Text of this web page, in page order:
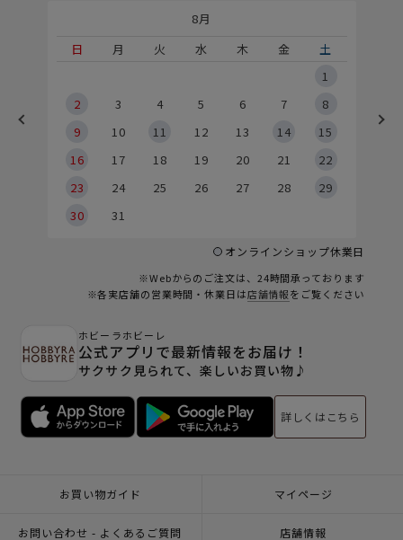
8月
日
月 火 水 木 金
土
1
2
3 4 5 6 7
8
9
10 11 12 13 14
15
16
17 18 19 20 21
22
23
24 25 26 27 28
29
30
31
オンラインショップ休業日
※Webからのご注文は、24時間承っております
※各実店舗の営業時間・休業日は店舗情報をご覧ください
ホビーラホビーレ
公式アプリで最新情報をお届け！
サクサク見られて、楽しいお買い物♪
詳しくはこちら
お買い物ガイド マイページ
お問い合わせ - よくあるご質問 店舗情報